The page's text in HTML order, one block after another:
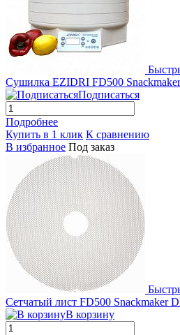
Сушилка EZIDRI FD500
Подписаться
Подробнее
Купить в 1 клик К сравнению
В избранное Под заказ
Сетчатый лист FD500 Snackmaker
В корзину